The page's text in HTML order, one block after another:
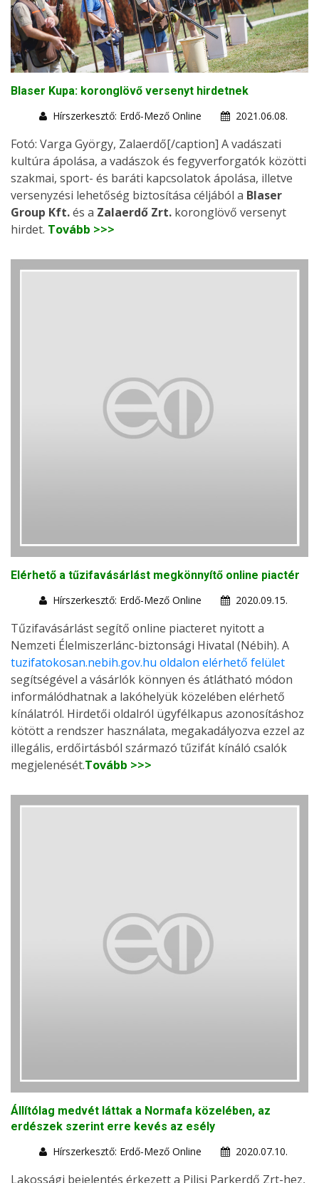
Blaser Kupa: koronglövő versenyt hirdetnek
Hírszerkesztő: Erdő-Mező Online
2021.06.08.
Fotó: Varga György, Zalaerdő[/caption] A vadászati
kultúra ápolása, a vadászok és fegyverforgatók közötti
szakmai, sport- és baráti kapcsolatok ápolása, illetve
versenyzési lehetőség biztosítása céljából a Blaser
Group Kft.és a Zalaerdő Zrt. koronglövő versenyt
hirdet. Tovább >>>
Elérhető a tűzifavásárlást megkönnyítő online piactér
Hírszerkesztő: Erdő-Mező Online
2020.09.15.
Tűzifavásárlást segítő online piacteret nyitott a
Nemzeti Élelmiszerlánc-biztonsági Hivatal (Nébih). A
tuzifatokosan.nebih.gov.hu oldalon elérhető felület
segítségével a vásárlók könnyen és átlátható módon
informálódhatnak a lakóhelyük közelében elérhető
kínálatról. Hirdetői oldalról ügyfélkapus azonosításhoz
kötött a rendszer használata, megakadályozva ezzel az
illegális, erdőirtásból származó tűzifát kínáló csalók
megjelenését.Tovább >>>
Állítólag medvét láttak a Normafa közelében, az
erdészek szerint erre kevés az esély
Hírszerkesztő: Erdő-Mező Online
2020.07.10.
Lakossági bejelentés érkezett a Pilisi Parkerdő Zrt-hez,